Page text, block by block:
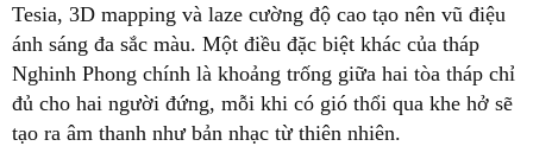
Tesia, 3D mapping và laze cường độ cao tạo nên vũ điệu
ánh sáng đa sắc màu. Một điều đặc biệt khác của tháp
Nghinh Phong chính là khoảng trống giữa hai tòa tháp chỉ
đủ cho hai người đứng, mỗi khi có gió thổi qua khe hở sẽ
tạo ra âm thanh như bản nhạc từ thiên nhiên.